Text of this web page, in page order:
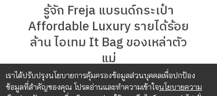
รู้จัก Freja แบรนด์กระเป๋า
Affordable Luxury รายได้ร้อย
ล้าน ไอเทม It Bag ของเหล่าตัว
แม่
8 พ.ค. 2026
เราได้ปรับปรุงนโยบายการคุ้มครองข้อมูลส่วนบุคคลเพื่อปกป้อง
ข้อมูลที่สำคัญของคุณ โปรดอ่านและทำความเข้าใจนโยบายความ